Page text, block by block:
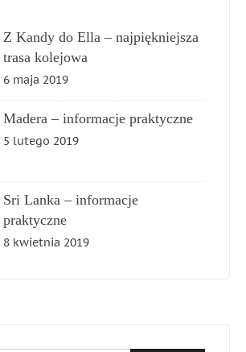
Z Kandy do Ella – najpiękniejsza
trasa kolejowa
6 maja 2019
Madera – informacje praktyczne
5 lutego 2019
Sri Lanka – informacje
praktyczne
8 kwietnia 2019